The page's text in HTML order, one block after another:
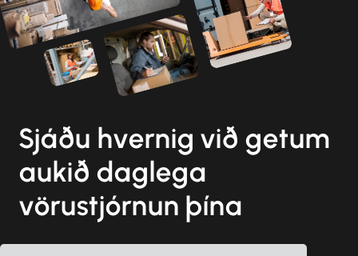
Sjáðu hvernig við getum
aukið daglega
vörustjórnun þína